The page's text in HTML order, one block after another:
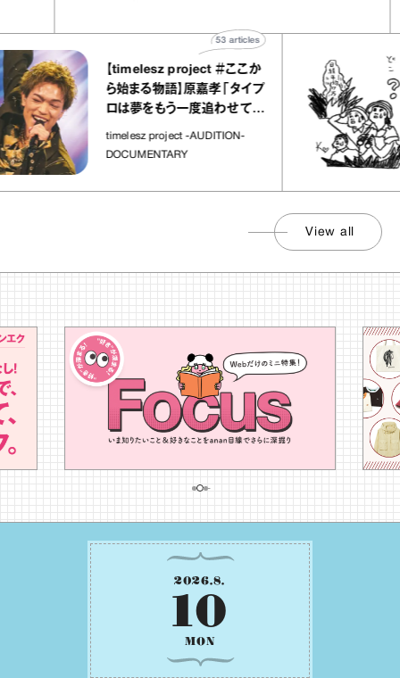
【timelesz project ＃ここか
ら始まる物語】原嘉孝「タイプ
ロは夢をもう一度追わせてく
れた場所」
timelesz project -AUDITION-
DOCUMENTARY
articles
View all
2026.8.
10
MON